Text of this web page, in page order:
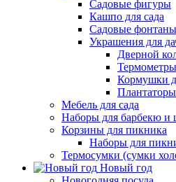
Садовые фигуры
Кашпо для сада
Садовые фонтаны
Украшения для
Дверной
Кормушки
Мебель для сада
Наборы для барбекю и
Корзины для пикника
Наборы для
Термосумки (сумки
Новый год